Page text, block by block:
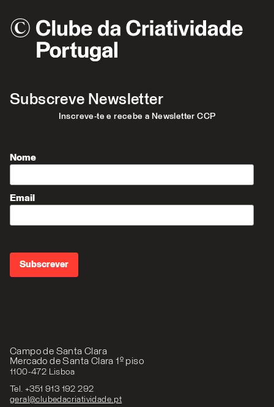
Campo de Santa Clara
Mercado de Santa Clara 1º piso
1100-472 Lisboa
Tel. +351 913 192 292
geral@clubedacriatividade.pt
Subscreve Newsletter
Inscreve-te e recebe a Newsletter CCP
Nome
Email